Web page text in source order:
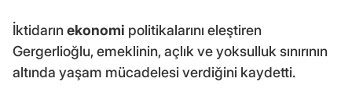
İktidarınekonomi politikalarını eleştiren
Gergerlioğlu, emeklinin, açlık ve yoksulluk sınırının
altında yaşam mücadelesi verdiğini kaydetti.